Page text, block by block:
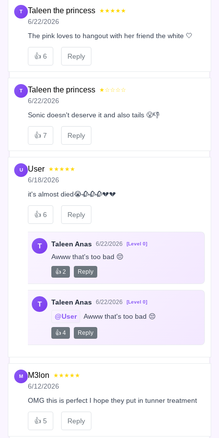
T Taleen the princess ★★★★★
6/22/2026
The pink loves to hangout with her friend the white 🤍
👍 6 Reply
T Taleen the princess ★☆☆☆☆
6/22/2026
Sonic doesn't deserve it and also tails 😤👎
👍 7 Reply
U User ★★★★★
6/18/2026
it's almost died😭🥀🥀🥀💔💔
👍 6 Reply
T Taleen Anas 6/22/2026 [Level 0]
Awww that's too bad 😔
👍 2 Reply
T Taleen Anas 6/22/2026 [Level 0]
@User Awww that's too bad 😔
👍 4 Reply
M M3lon ★★★★★
6/12/2026
OMG this is perfect I hope they put in tunner treatment
👍 5 Reply